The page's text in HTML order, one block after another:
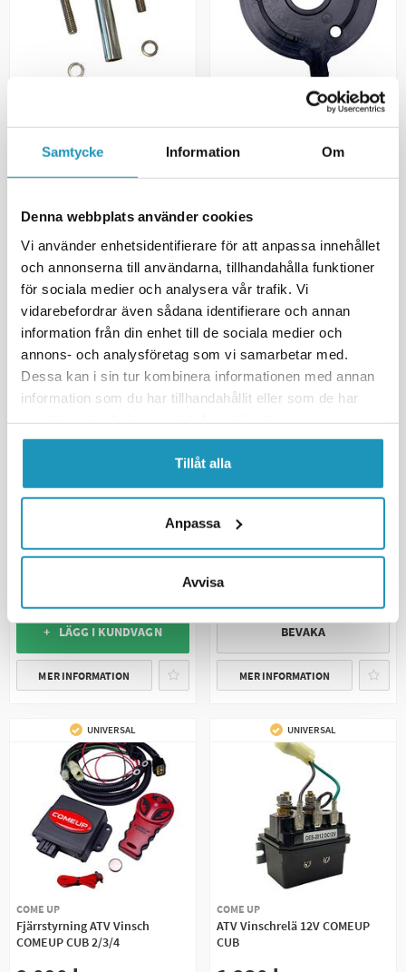
Samtycke Information Om
Denna webbplats använder cookies
Vi använder enhetsidentifierare för att anpassa innehållet
och annonserna till användarna, tillhandahålla funktioner
för sociala medier och analysera vår trafik. Vi
vidarebefordrar även sådana identifierare och annan
information från din enhet till de sociala medier och
annons- och analysföretag som vi samarbetar med.
Dessa kan i sin tur kombinera informationen med annan
information som du har tillhandahållit eller som de har
Tillåt alla
Anpassa
Avvisa
COMEUP CUB 3
80 kr
BEVAKA
MER INFORMATION
Friktionsblock Frikoppling
COMEUP CUB 3/4
50 kr
+ LÄGG I KUNDVAGN
MER INFORMATION
UNIVERSAL
Frikoppling COMEUP CUB 3/4
+ LÄGG I KUNDVAGN
MER INFORMATION
UNIVERSAL
Vinsch Fjärrkontroll Trådad 3m
285 kr
BEVAKA
MER INFORMATION
UNIVERSAL
COME UP
Fjärrstyrning ATV Vinsch
COMEUP CUB 2/3/4
UNIVERSAL
COME UP
ATV Vinschrelä 12V COMEUP
CUB